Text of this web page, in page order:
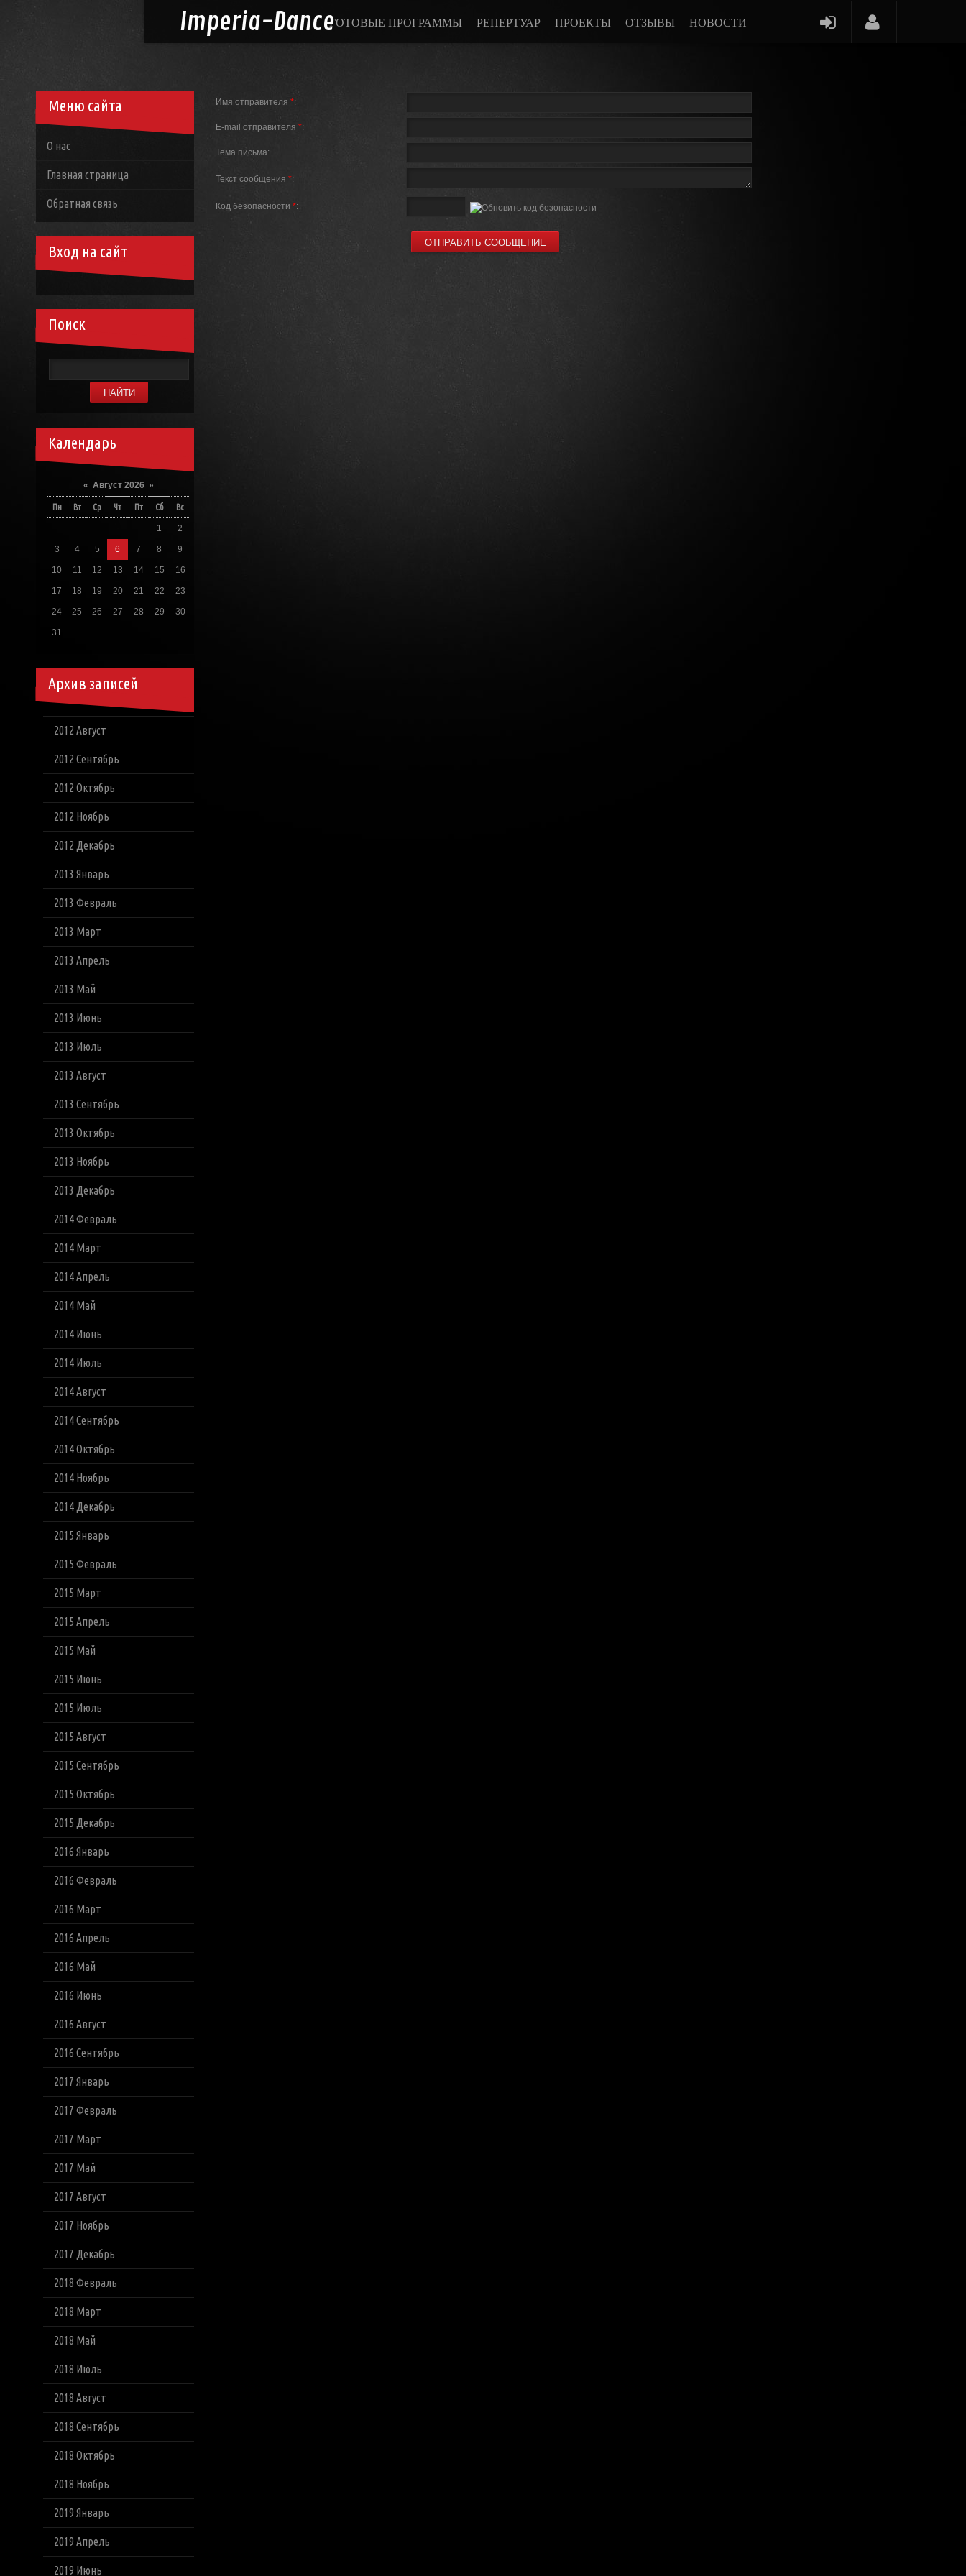
Imperia-DanceГОТОВЫЕ ПРОГРАММЫ РЕПЕРТУАР ПРОЕКТЫ ОТЗЫВЫ НОВОСТИ
Имя отправителя *:
E-mail отправителя *:
Тема письма:
Текст сообщения *:
Код безопасности *:
Меню сайта
О нас
Главная страница
Обратная связь
Вход на сайт
Поиск
Календарь
« Август 2026 »
Пн Вт Ср Чт Пт Сб Вс
1 2
3 4 5 6 7 8 9
10 11 12 13 14 15 16
17 18 19 20 21 22 23
24 25 26 27 28 29 30
31
Архив записей
2012 Август
2012 Сентябрь
2012 Октябрь
2012 Ноябрь
2012 Декабрь
2013 Январь
2013 Февраль
2013 Март
2013 Апрель
2013 Май
2013 Июнь
2013 Июль
2013 Август
2013 Сентябрь
2013 Октябрь
2013 Ноябрь
2013 Декабрь
2014 Февраль
2014 Март
2014 Апрель
2014 Май
2014 Июнь
2014 Июль
2014 Август
2014 Сентябрь
2014 Октябрь
2014 Ноябрь
2014 Декабрь
2015 Январь
2015 Февраль
2015 Март
2015 Апрель
2015 Май
2015 Июнь
2015 Июль
2015 Август
2015 Сентябрь
2015 Октябрь
2015 Декабрь
2016 Январь
2016 Февраль
2016 Март
2016 Апрель
2016 Май
2016 Июнь
2016 Август
2016 Сентябрь
2017 Январь
2017 Февраль
2017 Март
2017 Май
2017 Август
2017 Ноябрь
2017 Декабрь
2018 Февраль
2018 Март
2018 Май
2018 Июль
2018 Август
2018 Сентябрь
2018 Октябрь
2018 Ноябрь
2019 Январь
2019 Апрель
2019 Июнь